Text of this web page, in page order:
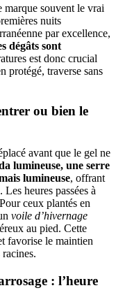
marque souvent le vrai
nuits
par excellence,
dégâts sont
est donc crucial
protégé, traverse sans
ou bien le
avant que le gel ne
lumineuse, une serre
lumineuse, offrant
heures passées à
ceux plantés en
voile d’hivernage
au pied. Cette
favorise le maintien
: l’heure